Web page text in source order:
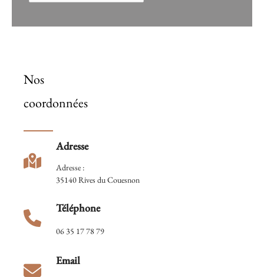
Nos
coordonnées
Adresse
Adresse :
35140 Rives du Couesnon
Téléphone
06 35 17 78 79
Email